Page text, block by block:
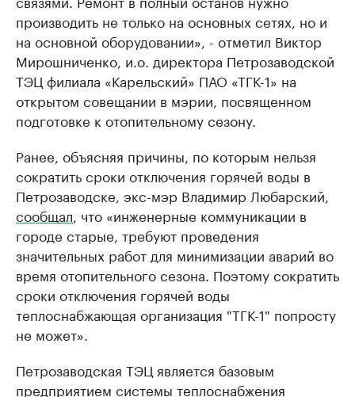
производить не только на основных сетях, но и
на основной оборудовании», - отметил Виктор
Мирошниченко, и.о. директора Петрозаводской
ТЭЦ филиала «Карельский» ПАО «ТГК-1» на
открытом совещании в мэрии, посвященном
подготовке к отопительному сезону.
Ранее, объясняя причины, по которым нельзя
сократить сроки отключения горячей воды в
Петрозаводске, экс-мэр Владимир Любарский,
сообщал, что «инженерные коммуникации в
городе старые, требуют проведения
значительных работ для минимизации аварий во
время отопительного сезона. Поэтому сократить
сроки отключения горячей воды
теплоснабжающая организация "ТГК-1" попросту
не может».
Петрозаводская ТЭЦ является базовым
предприятием системы теплоснабжения